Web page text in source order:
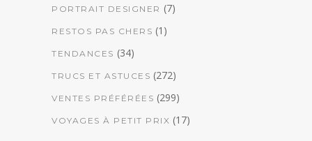
PORTRAIT DESIGNER (7)
RESTOS PAS CHERS (1)
TENDANCES (34)
TRUCS ET ASTUCES (272)
VENTES PRÉFÉRÉES (299)
VOYAGES À PETIT PRIX (17)